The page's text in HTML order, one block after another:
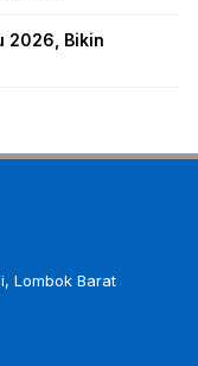
2026, Bikin
Lombok Barat